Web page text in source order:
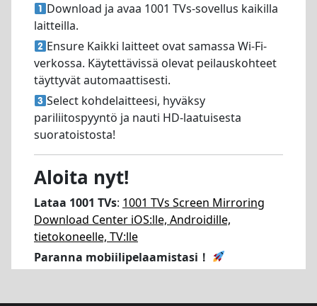
Download ja avaa 1001 TVs-sovellus kaikilla
laitteilla.
Ensure Kaikki laitteet ovat samassa Wi-Fi-
verkossa. Käytettävissä olevat peilauskohteet
täyttyvät automaattisesti.
Select kohdelaitteesi, hyväksy
pariliitospyyntö ja nauti HD-laatuisesta
suoratoistosta!
Aloita nyt!
Lataa 1001 TVs: 1001 TVs Screen Mirroring
Download Center iOS:lle, Androidille,
tietokoneelle, TV:lle
Paranna mobiilipelaamistasi！